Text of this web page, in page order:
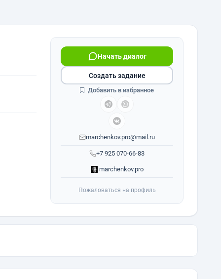
+7 925 070-66-83
Начать диалог
marchenkov.pro@mail.ru
marchenkov.pro
Создать задание
Добавить в избранное
Пожаловаться на профиль